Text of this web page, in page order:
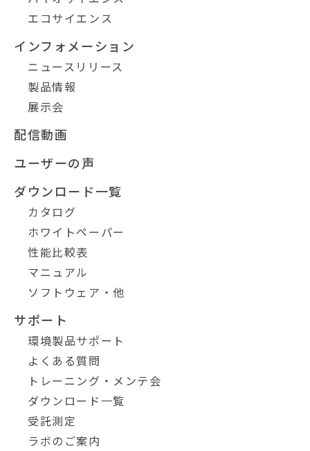
エコサイエンス
インフォメーション
ニュースリリース
製品情報
展示会
配信動画
ユーザーの声
ダウンロード一覧
カタログ
ホワイトペーパー
性能比較表
マニュアル
ソフトウェア・他
サポート
環境製品サポート
よくある質問
トレーニング・メンテ会
ダウンロード一覧
受託測定
ラボのご案内